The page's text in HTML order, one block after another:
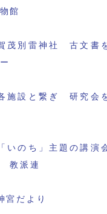
館
茂別雷神社 古文書
施設と繋ぎ 研究会
「いのち」主題の講
教派連
宮だより